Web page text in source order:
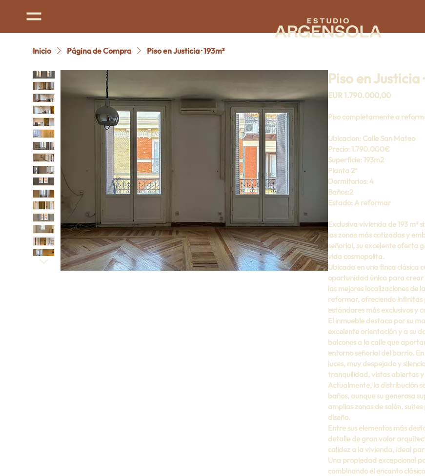
Inicio Página de Compra Piso en Justicia · 193m²
Piso en Justicia
EUR 1.790.000,00Precio
Piso completamente a
Ubicacion: Calle San Mateo
Precio: 1.790.000€
Superficie: 193m2
Planta 2º
Dormitorios: 4
Baños:2
Estado: A reformar
Exclusiva vivienda de 193 m²
las zonas más cotizadas y
señorial, su excelente oferta
vida cosmopolita.
Ubicada en una finca clásica
oportunidad única para crear
las mejores localizaciones de
reformar, ofreciendo infinitas
estándares más exclusivos y
El inmueble destaca por su
excelente orientación y a su
balcones a la calle que
entorno señorial del barrio.
luces, muy despejado y
tranquilidad, vistas abiertas
Actualmente, la distribución
baños, aunque su generosa
amplias zonas de salón,
diseño.
Entre sus elementos más
detalle de gran valor
calidez a la vivienda, ideal
Una propiedad excepcional
combinando el encanto